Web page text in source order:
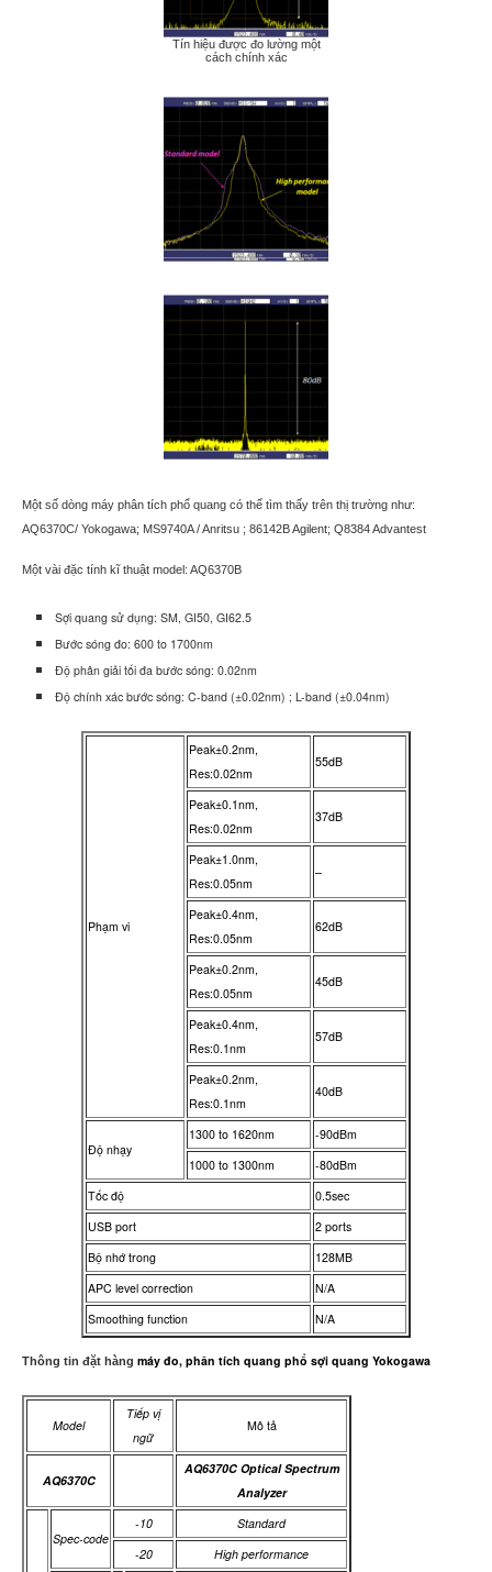
Tín hiệu được đo lường một
cách chính xác
Một số dòng máy phân tích phổ quang có thể tìm thấy trên thị trường như:
AQ6370C/ Yokogawa; MS9740A / Anritsu ; 86142B Agilent; Q8384 Advantest
Một vài đặc tính kĩ thuật model: AQ6370B
Sợi quang sử dụng: SM, GI50, GI62.5
Bước sóng đo: 600 to 1700nm
Độ phân giải tối đa bước sóng: 0.02nm
Độ chính xác bước sóng: C-band (±0.02nm) ; L-band (±0.04nm)
Phạm vi
Peak±0.2nm,
Res:0.02nm
55dB
Peak±0.1nm,
Res:0.02nm
37dB
Peak±1.0nm,
Res:0.05nm
–
Peak±0.4nm,
Res:0.05nm
62dB
Peak±0.2nm,
Res:0.05nm
45dB
Peak±0.4nm,
Res:0.1nm
57dB
Peak±0.2nm,
Res:0.1nm
40dB
Độ nhạy
1300 to 1620nm
-90dBm
1000 to 1300nm
-80dBm
Tốc độ
0.5sec
USB port
2 ports
Bộ nhớ trong
128MB
APC level correction
N/A
Smoothing function
N/A
Thông tin đặt hàng máy đo, phân tích quang phổ sợi quang Yokogawa
Model
Tiếp vị
ngữ
Mô tả
AQ6370C
AQ6370C Optical Spectrum
Analyzer
Spec-code
-10
Standard
-20
High performance